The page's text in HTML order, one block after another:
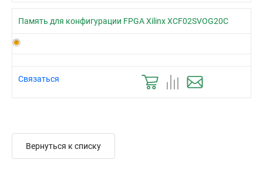
Память для конфигурации FPGA Xilinx XCF02SVOG20C
Связаться
Вернуться к списку